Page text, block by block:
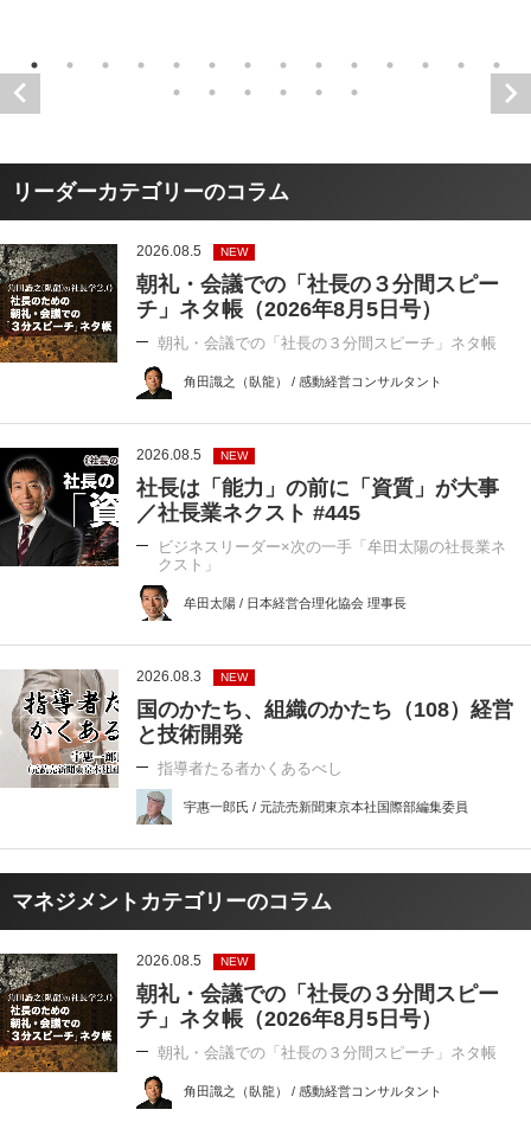
リーダーカテゴリーのコラム
2026.08.5 NEW
朝礼・会議での「社長の３分間スピー
チ」ネタ帳（2026年8月5日号）
朝礼・会議での「社長の３分間スピーチ」ネタ帳
角田識之（臥龍） / 感動経営コンサルタント
2026.08.5 NEW
社長は「能力」の前に「資質」が大事
／社長業ネクスト #445
ビジネスリーダー×次の一手「牟田太陽の社長業ネ
クスト」
牟田太陽 / 日本経営合理化協会 理事長
2026.08.3 NEW
国のかたち、組織のかたち（108）経営
と技術開発
指導者たる者かくあるべし
宇惠一郎氏 / 元読売新聞東京本社国際部編集委員
マネジメントカテゴリーのコラム
2026.08.5 NEW
朝礼・会議での「社長の３分間スピー
チ」ネタ帳（2026年8月5日号）
朝礼・会議での「社長の３分間スピーチ」ネタ帳
角田識之（臥龍） / 感動経営コンサルタント